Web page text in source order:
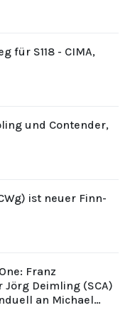
für S118 - CIMA,
und Contender,
ist neuer Finn-
Franz
Jörg Deimling (SCA)
an Michael